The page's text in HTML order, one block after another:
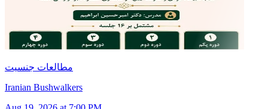
مطالعات جنسیت
Iranian Bushwalkers